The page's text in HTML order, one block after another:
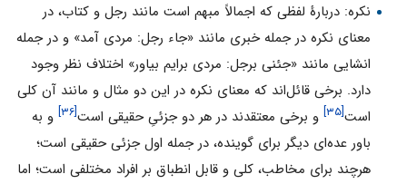
نکره: دربارهٔ لفظی که اجمالاً مبهم است مانند رجل و کتاب، در
معنای نکره در جمله خبری مانند «جاء رجل: مردی آمد» و در جمله
انشایی مانند «جئنی برجل: مردی برایم بیاور» اختلاف نظر وجود
دارد. برخی قائل‌اند که معنای نکره در این دو مثال و مانند آن کلی
است[۳۵] و برخی معتقدند در هر دو جزئیِ حقیقی است[۳۶]
و به
باور عده‌ای دیگر برای گوینده، در جمله اول جزئی حقیقی است؛
هرچند برای مخاطب، کلی و قابل انطباق بر افراد مختلفی است؛ اما